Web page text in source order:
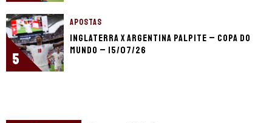
5
APOSTAS
Inglaterra x Argentina palpite – Copa do
Mundo – 15/07/26